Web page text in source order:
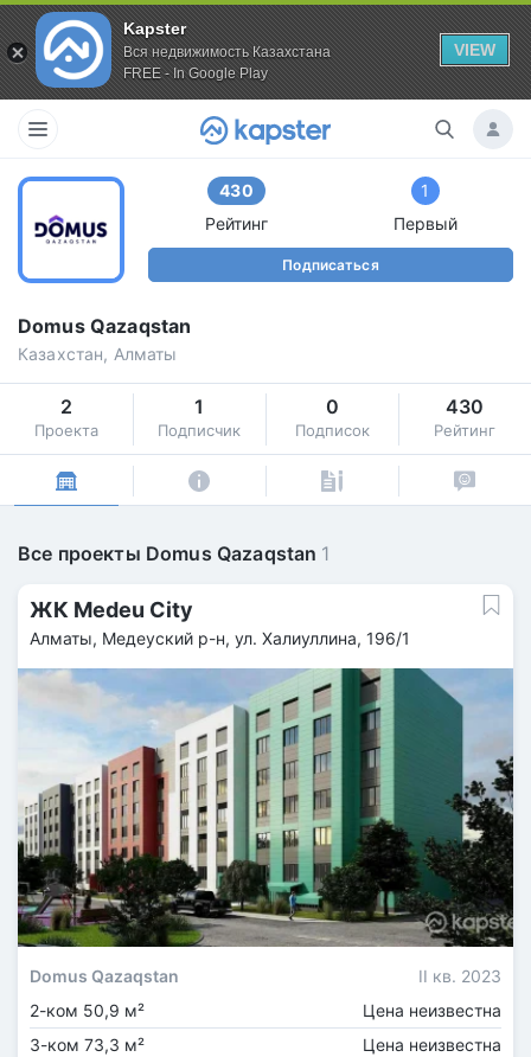
Kapster
Вся недвижимость Казахстана
FREE - In Google Play
VIEW
430
Рейтинг
1
Первый
Подписаться
Domus Qazaqstan
Казахстан, Алматы
2
Проекта
1
Подписчик
0
Подписок
430
Рейтинг
Все проекты Domus Qazaqstan 1
ЖК Medeu City
Алматы, Медеуский р-н, ул. Халиуллина, 196/1
Domus Qazaqstan
II кв. 2023
2-ком 50,9 м²
Цена неизвестна
3-ком 73,3 м²
Цена неизвестна